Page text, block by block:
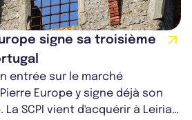
signe sa troisième
entrée sur le marché
Europe y signe déjà son
SCPI vient d'acquérir à Leiria,